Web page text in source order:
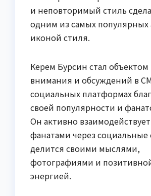
и неповторимый стиль
одним из самых популярных
иконой стиля.
Керем Бурсин стал объектом
внимания и обсуждений в
социальных платформах
своей популярности и
Он активно
фанатами через социальные
делится своими мыслями,
фотографиями и
энергией.